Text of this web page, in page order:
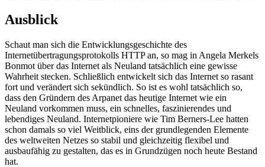
Ausblick
Schaut man sich die Entwicklungsgeschichte des
Internetübertragungsprotokolls HTTP an, so mag in Angela Merkels
Bonmot über das Internet als Neuland tatsächlich eine gewisse
Wahrheit stecken. Schließlich entwickelt sich das Internet so rasant
fort und verändert sich sekündlich. So ist es wohl tatsächlich so,
dass den Gründern des Arpanet das heutige Internet wie ein
Neuland vorkommen muss, ein schnelles, faszinierendes und
lebendiges Neuland. Internetpioniere wie Tim Berners-Lee hatten
schon damals so viel Weitblick, eins der grundlegenden Elemente
des weltweiten Netzes so stabil und gleichzeitig flexibel und
ausbaufähig zu gestalten, das es in Grundzügen noch heute Bestand
hat.